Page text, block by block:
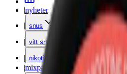
|nyheter
| snus
| vitt snus
| nikotinfritt
|mixpack